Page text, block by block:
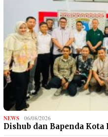
NEWS 06/08/2026
Dishub dan Bapenda